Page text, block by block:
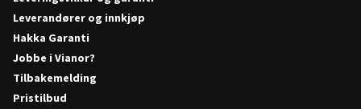
Leverandører og innkjøp
Hakka Garanti
Jobbe i Vianor?
Tilbakemelding
Pristilbud